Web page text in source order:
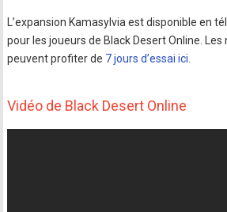
L’expansion Kamasylvia est disponible en
pour les joueurs de Black Desert Online.
peuvent profiter de 7 jours d’essai ici
Vidéo de Black Desert Online